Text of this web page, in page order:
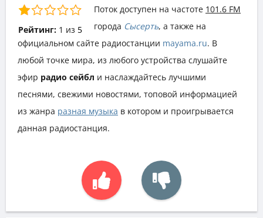
Рейтинг: 1 из 5
Поток доступен на частоте 101.6 FM
города Сысерть, а также на
официальном сайте радиостанции mayama.ru. В
любой точке мира, из любого устройства слушайте
эфир радио сейбл и наслаждайтесь лучшими
песнями, свежими новостями, топовой информацией
из жанра разная музыка в котором и проигрывается
данная радиостанция.